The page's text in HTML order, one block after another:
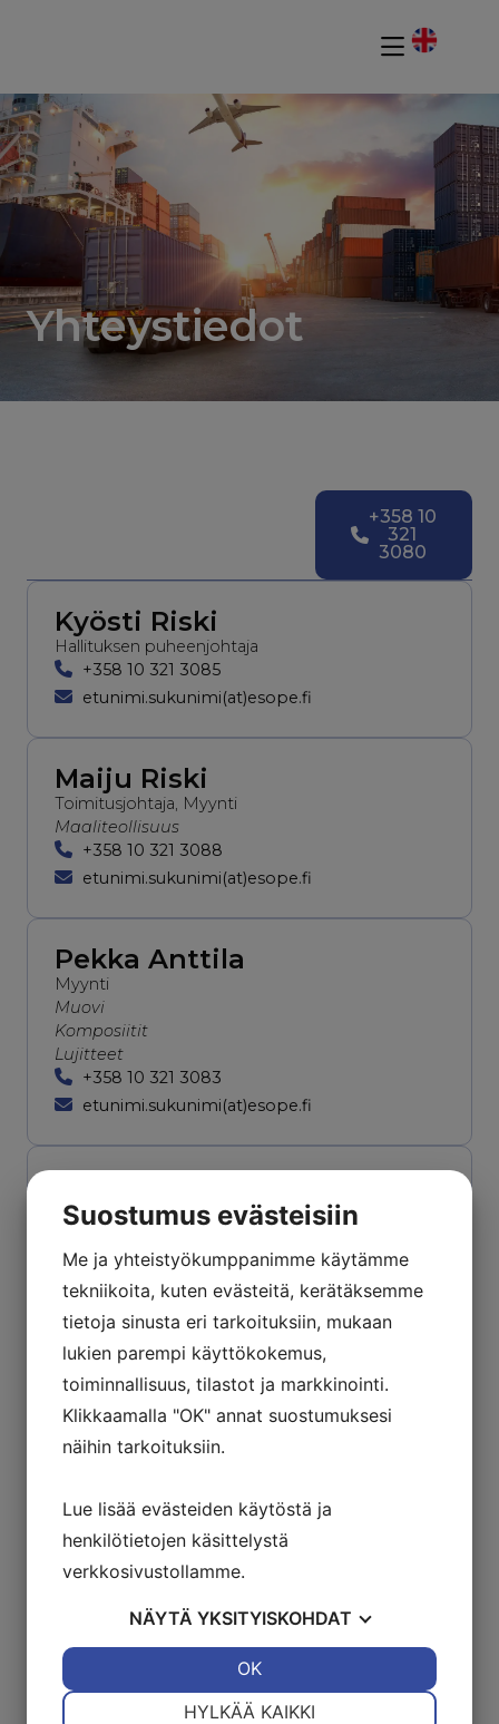
Yhteystiedot
+358 10
321
3080
Kyösti Riski
Hallituksen puheenjohtaja
+358 10 321 3085
etunimi.sukunimi(at)esope.fi
Maiju Riski
Toimitusjohtaja, Myynti
Maaliteollisuus
+358 10 321 3088
etunimi.sukunimi(at)esope.fi
Pekka Anttila
Myynti
Muovi
Komposiitit
Lujitteet
+358 10 321 3083
etunimi.sukunimi(at)esope.fi
Mäkelänkatu 54 A
Suostumus evästeisiin
Me ja yhteistyökumppanimme käytämme
tekniikoita, kuten evästeitä, kerätäksemme
tietoja sinusta eri tarkoituksiin, mukaan
lukien parempi käyttökokemus,
toiminnallisuus, tilastot ja markkinointi.
Klikkaamalla "OK" annat suostumuksesi
näihin tarkoituksiin.
Lue lisää evästeiden käytöstä ja
henkilötietojen käsittelystä
verkkosivustollamme.
NÄYTÄ YKSITYISKOHDAT
HYLKÄÄ KAIKKI
OK